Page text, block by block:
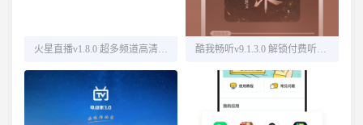
火星直播v1.8.0 超多频道高清直播 酷我畅听v9.1.3.0 解锁付费听书源